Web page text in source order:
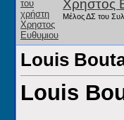
Χρηστος
Μέλος ΔΣ του
Louis
Louis